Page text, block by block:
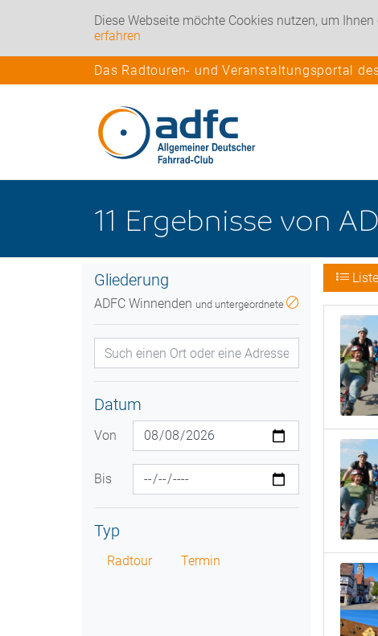
Diese Webseite möchte Cookies nutzen, um
erfahren
Das Radtouren- und Veranstaltungsportal
11 Ergebnisse von
Gliederung
ADFC Winnenden und untergeordnete
Datum
Von
Bis
Typ
Radtour Termin
Liste